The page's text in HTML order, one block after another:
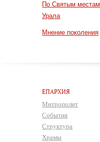
По Святым местам
Урала
Мнение поколения
ЕПАРХИЯ
Митрополит
События
Структура
Храмы